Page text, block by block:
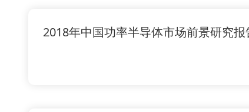
2018年中国功率半导体市场前景研究报